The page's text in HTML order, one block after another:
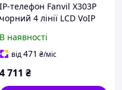
IP-телефон Fanvil X303P
чорний 4 лінії LCD VoIP
В наявності
від471 ₴/міс
4 711 ₴